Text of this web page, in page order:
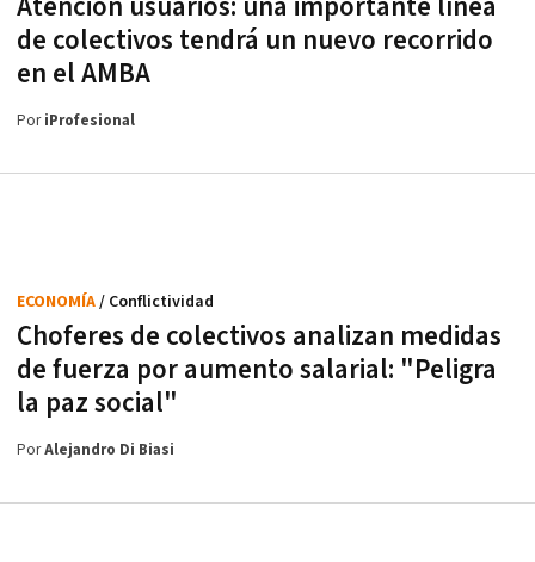
Atención usuarios: una importante línea
de colectivos tendrá un nuevo recorrido
en el AMBA
PoriProfesional
Choferes de colectivos analizan medidas
de fuerza por aumento salarial: "Peligra
la paz social"
ECONOMÍA/ Conflictividad
PorAlejandro Di Biasi